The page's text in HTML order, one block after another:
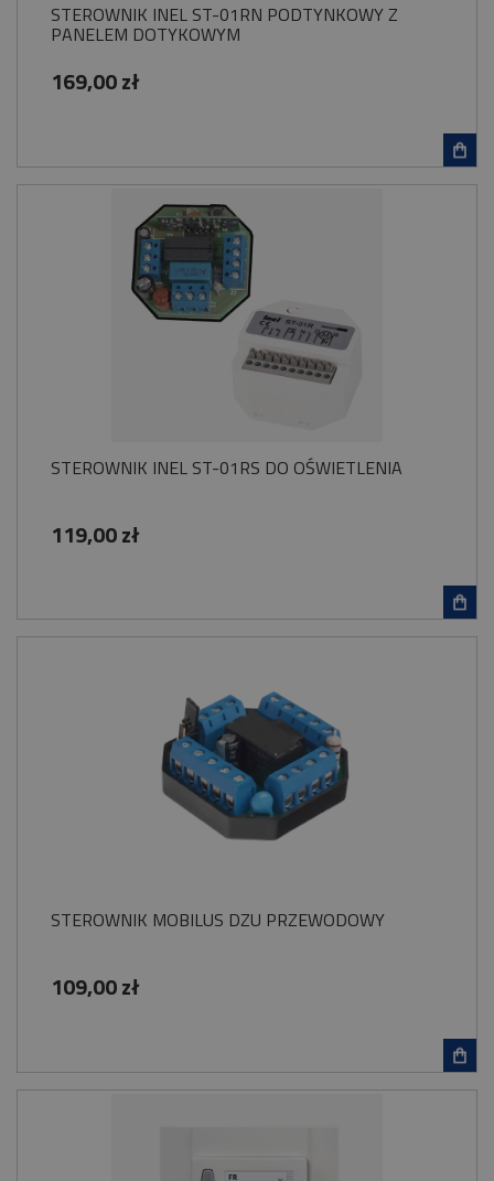
STEROWNIK INEL ST-01RN PODTYNKOWY Z
PANELEM DOTYKOWYM
169,00 zł
STEROWNIK INEL ST-01RS DO OŚWIETLENIA
119,00 zł
STEROWNIK MOBILUS DZU PRZEWODOWY
109,00 zł